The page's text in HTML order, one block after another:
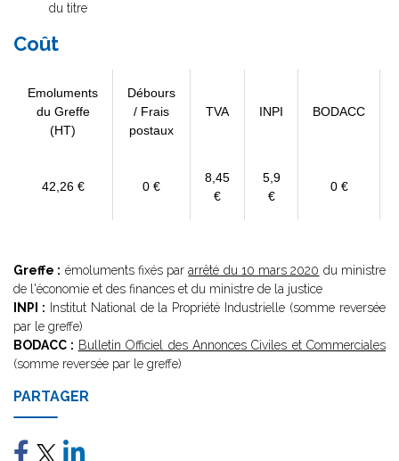
du titre
Coût
Emoluments
du Greffe
(HT)
Débours
/ Frais
postaux
TVA INPI BODACC
42,26 € 0 €
8,45
€
5,9
€
0 €
Greffe : émoluments fixés pararrêté du 10 mars 2020 du ministre
de l'économie et des finances et du ministre de la justice
INPI : Institut National de la Propriété Industrielle (somme reversée
par le greffe)
BODACC : Bulletin Officiel des Annonces Civiles et Commerciales
(somme reversée par le greffe)
PARTAGER